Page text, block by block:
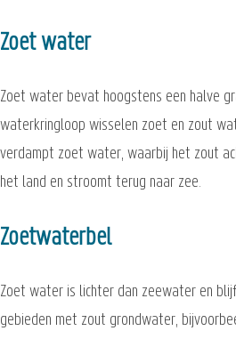
Zoet water
Zoet water bevat hoogstens een halve
waterkringloop wisselen zoet en zout
verdampt zoet water, waarbij het zout
het land en stroomt terug naar zee.
Zoetwaterbel
Zoet water is lichter dan zeewater en
gebieden met zout grondwater,